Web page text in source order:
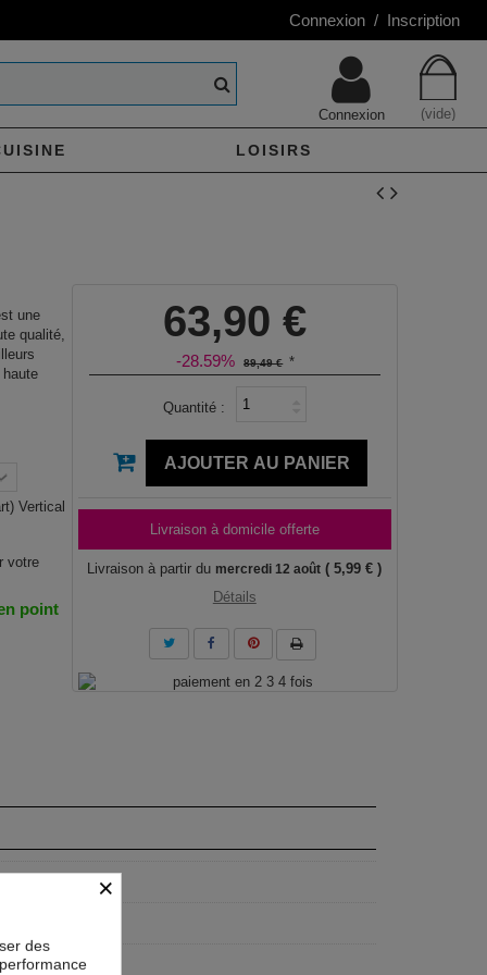
Connexion / Inscription
(vide)
Connexion
LOISIRS
une
qualité,
Vertical
votre
point
63,90 €
-28.59% 89,49 € *
Quantité :
AJOUTER AU PANIER
Livraison à domicile offerte
Livraison à partir du mercredi 12 août ( 5,99 € )
Détails
cm, 60x90 cm
×
des